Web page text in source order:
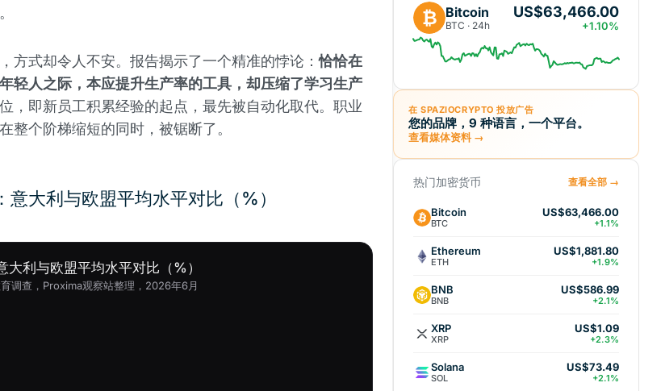
方式却令人不安。报告揭示了一个精准的悖论：恰恰在
轻人之际，本应提升生产率的工具，却压缩了学习生产
，即新员工积累经验的起点，最先被自动化取代。职业
整个阶梯缩短的同时，被锯断了。
意大利与欧盟平均水平对比（%）
大利与欧盟平均水平对比（%）
调查，Proxima观察站整理，2026年6月
₿ Bitcoin
BTC · 24h
US$63,466.00
+1.10%
在 SPAZIOCRYPTO 投放广告
您的品牌，9 种语言，一个平台。
查看媒体资料 →
热门加密货币 查看全部 →
Bitcoin
BTC
US$63,466.00
+1.1%
Ethereum
ETH
US$1,881.80
+1.9%
BNB
BNB
US$586.99
+2.1%
XRP
XRP
US$1.09
+2.3%
Solana
SOL
US$73.49
+2.1%